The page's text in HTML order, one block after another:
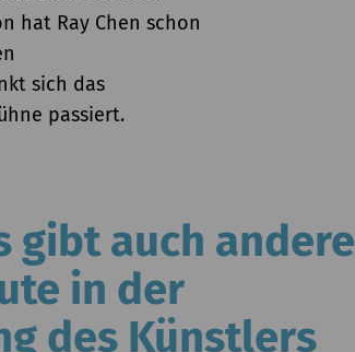
hat Ray Chen schon
sich das
passiert.
gibt auch andere
in der
des Künstlers